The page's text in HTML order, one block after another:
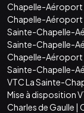
Chapelle-Aéroport
Chapelle-Aéroport
Sainte-Chapelle-
Sainte-Chapelle-
Chapelle-Aéroport
Sainte-Chapelle-
VTC La Sainte-
Mise à disposition
Charles de Gaulle |